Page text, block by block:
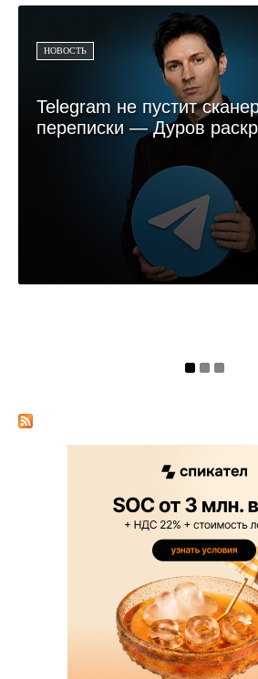
НОВОСТЬ
Telegram не пустит
переписки — Дуров